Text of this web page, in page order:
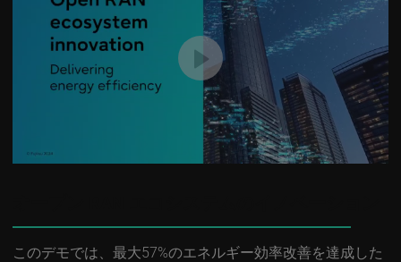
このデモでは、最大57%のエネルギー効率改善を達成した